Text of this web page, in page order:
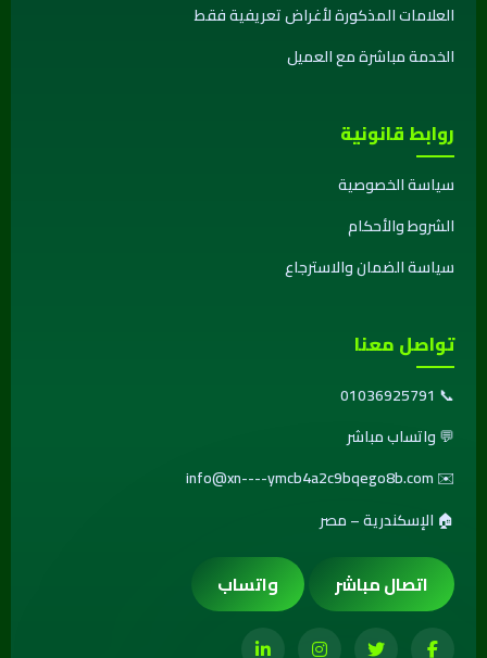
العلامات المذكورة لأغراض تعريفية فقط
الخدمة مباشرة مع العميل
روابط قانونية
سياسة الخصوصية
الشروط والأحكام
سياسة الضمان والاسترجاع
تواصل معنا
📞
01036925791
💬واتساب مباشر
✉️
info@xn----ymcb4a2c9bqego8b.com
🏠 الإسكندرية – مصر
اتصال مباشر واتساب